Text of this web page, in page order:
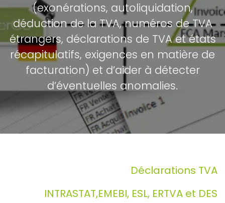
(exonérations, autoliquidation,
déduction de la TVA, numéros de TVA
étrangers, déclarations de TVA et états
récapitulatifs, exigences en matière de
facturation) et d’aider à détecter
d’éventuelles anomalies.
Déclarations TVA
INTRASTAT,EMEBI, ESL, ERTVA et DES